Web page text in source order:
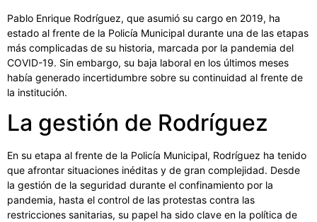
Pablo Enrique Rodríguez, que asumió su cargo en 2019, ha
estado al frente de la Policía Municipal durante una de las etapas
más complicadas de su historia, marcada por la pandemia del
COVID-19. Sin embargo, su baja laboral en los últimos meses
había generado incertidumbre sobre su continuidad al frente de
la institución.
La gestión de Rodríguez
En su etapa al frente de la Policía Municipal, Rodríguez ha tenido
que afrontar situaciones inéditas y de gran complejidad. Desde
la gestión de la seguridad durante el confinamiento por la
pandemia, hasta el control de las protestas contra las
restricciones sanitarias, su papel ha sido clave en la política de